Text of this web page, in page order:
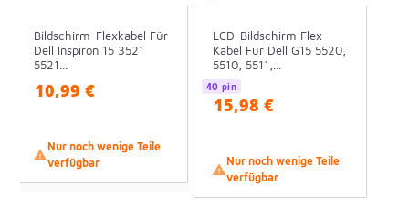
Bildschirm-Flexkabel Für
Dell Inspiron 15 3521
5521...
10,99 €

Nur noch wenige Teile
verfügbar
LCD-Bildschirm Flex
Kabel Für Dell G15 5520,
5510, 5511,...
40 pin
15,98 €

Nur noch wenige Teile
verfügbar